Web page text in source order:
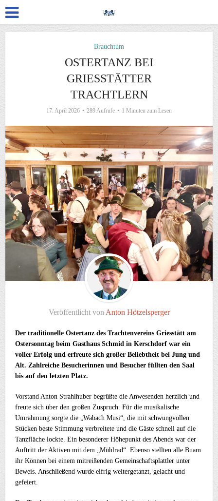
Brauchtum
OSTERTANZ BEI
GRIESSTÄTTER
TRACHTLERN
17. April 2026 289 Aufrufe 1 Minuten zum Lesen
Veröffentlicht von Anton Hötzelsperger
Der traditionelle Ostertanz des Trachtenvereins Griesstätt am
Ostersonntag beim Gasthaus Schmid in Kerschdorf war ein
voller Erfolg und erfreute sich großer Beliebtheit bei Jung und
Alt. Zahlreiche Besucherinnen und Besucher füllten den Saal
bis auf den letzten Platz.
Vorstand Anton Strahlhuber begrüßte die Anwesenden herzlich und
freute sich über den großen Zuspruch. Für die musikalische
Umrahmung sorgte die „Wabach Musi“, die mit schwungvollen
Stücken beste Stimmung verbreitete und die Gäste schnell auf die
Tanzfläche lockte. Ein besonderer Höhepunkt des Abends war der
Auftritt der Aktiven mit dem „Mühlrad“. Ebenso stellten alle Buam
ihr Können bei einem mitreißenden Gemeinschaftsplattler unter
Beweis. Anschließend wurde eifrig weitergetanzt, gelacht und
gefeiert.